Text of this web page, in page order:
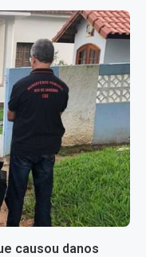
causou danos